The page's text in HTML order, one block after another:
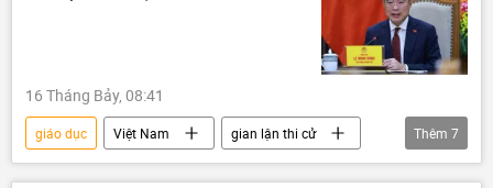
16 Tháng Bảy, 08:41
giáo dục Việt Nam
gian lận thi cử
Kỳ thi tốt nghiệp THPT tại Việt Nam
đề thi
Thêm 7